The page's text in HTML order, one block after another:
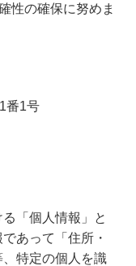
性の確保に努めま
番1号
「個人情報」と
あって「住所・
特定の個人を識